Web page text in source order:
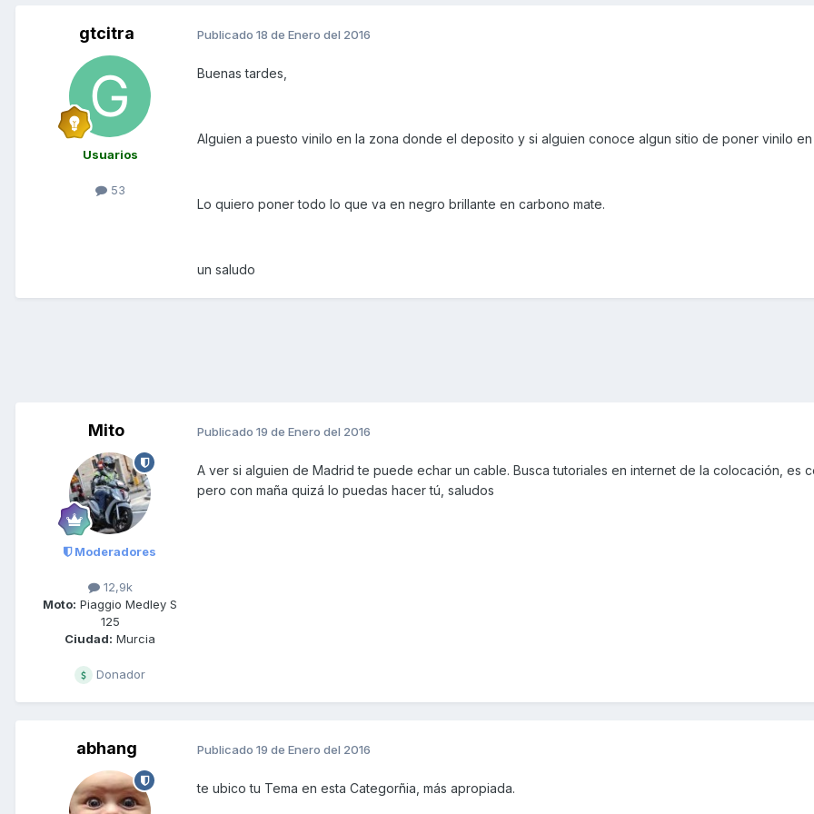
gtcitra
Usuarios
53
Publicado 18 de Enero del 2016
Buenas tardes,
Alguien a puesto vinilo en la zona donde el deposito y si alguien conoce algun sitio de poner vinilo en
Lo quiero poner todo lo que va en negro brillante en carbono mate.
un saludo
Mito
Moderadores
12,9k
Moto: Piaggio Medley S
125
Ciudad: Murcia
Donador
Publicado 19 de Enero del 2016
A ver si alguien de Madrid te puede echar un cable. Busca tutoriales en internet de la colocación, es
pero con maña quizá lo puedas hacer tú, saludos
abhang Publicado 19 de Enero del 2016
te ubico tu Tema en esta Categorñia, más apropiada.